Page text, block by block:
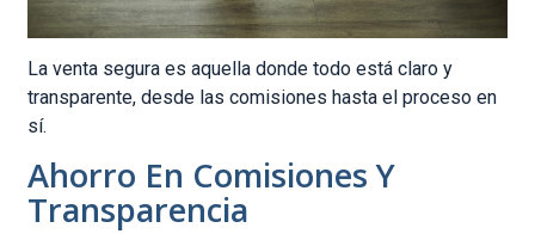
La venta segura es aquella donde todo está claro y
transparente, desde las comisiones hasta el proceso en
sí.
Ahorro En Comisiones Y
Transparencia